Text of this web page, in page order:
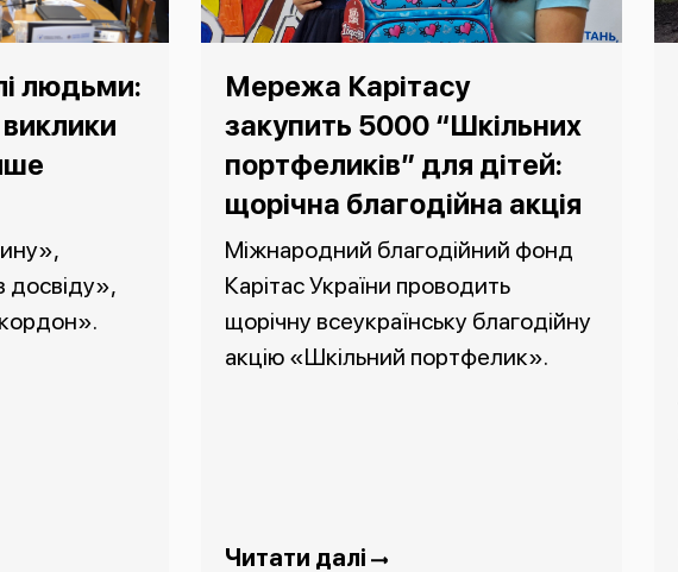
людьми:
виклики
досвіду»,
Мережа Карітасу
закупить 5000 “Шкільних
портфеликів” для дітей:
щорічна благодійна акція
Міжнародний благодійний фонд
Карітас України проводить
щорічну всеукраїнську благодійну
акцію «Шкільний портфелик».
Читати далі